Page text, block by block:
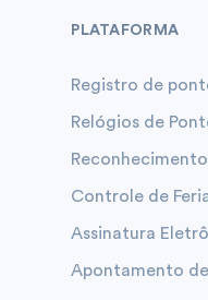
PLATAFORMA
Registro de
Relógios de
Reconhecimento
Controle de
Assinatura
Apontamento